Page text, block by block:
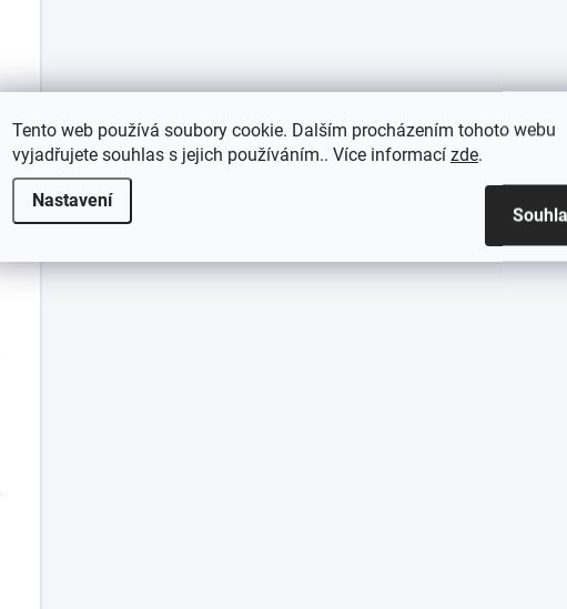
Tento web používá soubory cookie. Dalším procházením tohoto webu
vyjadřujete souhlas s jejich používáním.. Více informací zde.
Nastavení